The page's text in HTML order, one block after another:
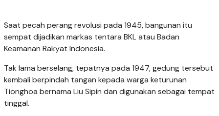
Saat pecah perang revolusi pada 1945, bangunan itu
sempat dijadikan markas tentara BKL atau Badan
Keamanan Rakyat Indonesia.
Tak lama berselang, tepatnya pada 1947, gedung tersebut
kembali berpindah tangan kepada warga keturunan
Tionghoa bernama Liu Sipin dan digunakan sebagai tempat
tinggal.